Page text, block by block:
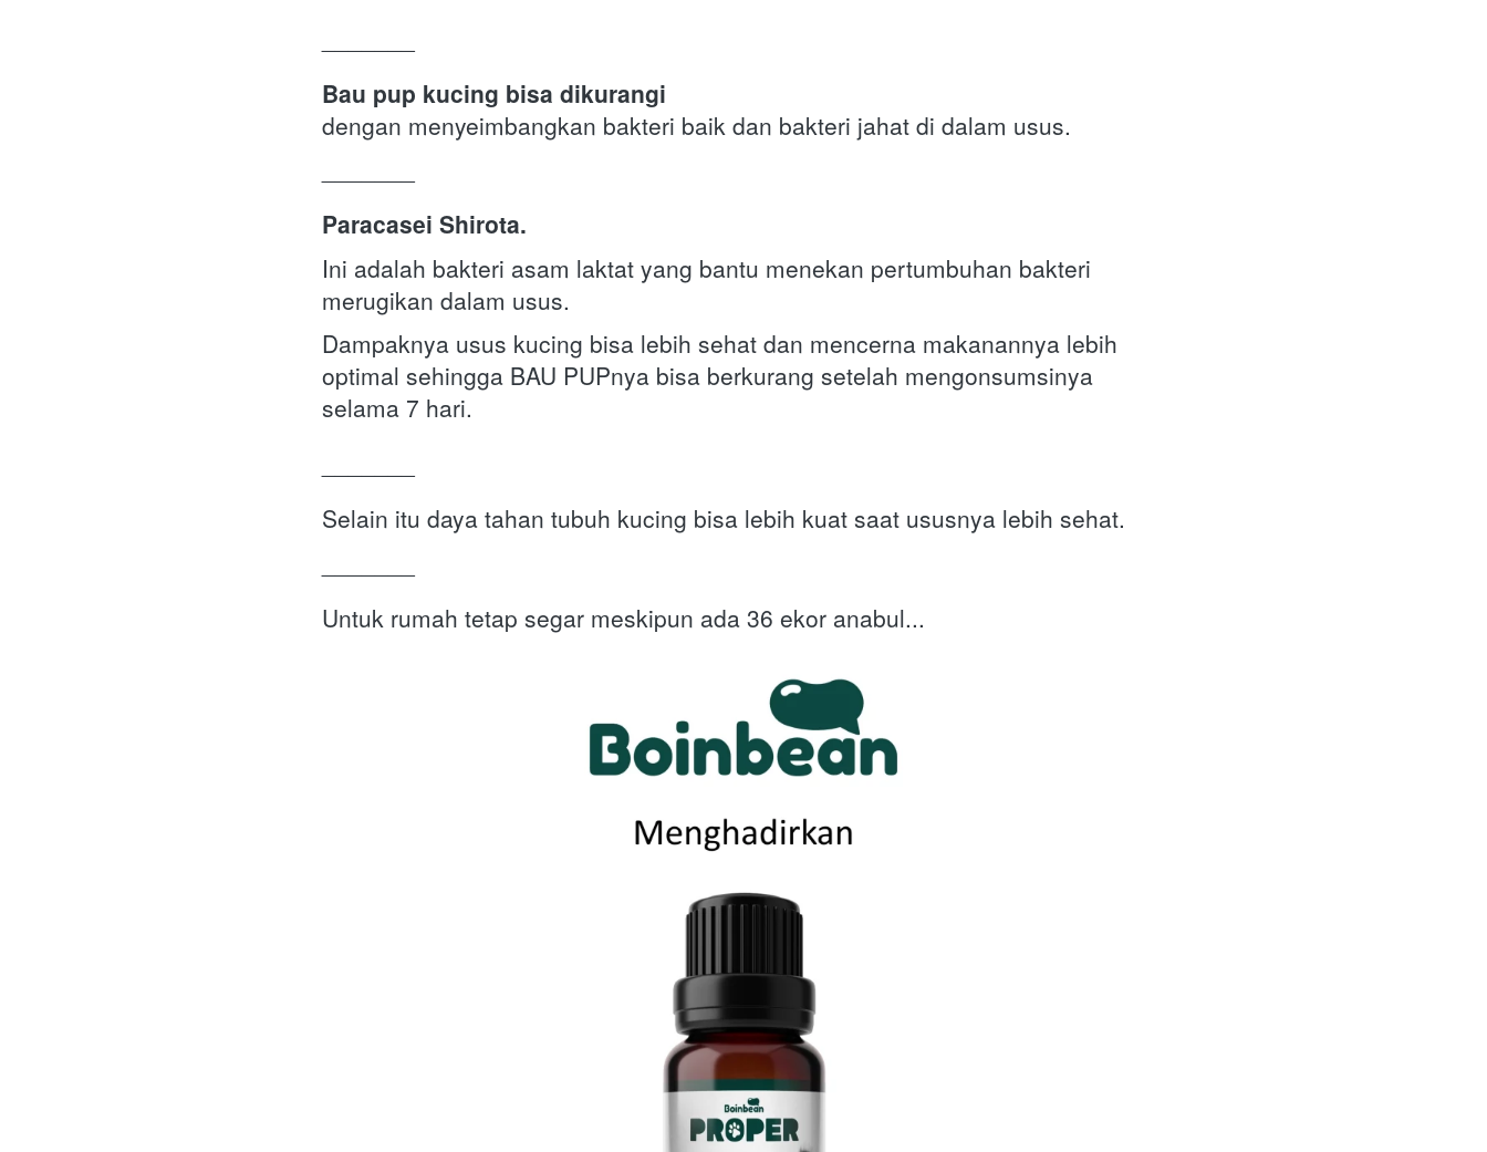
Bau pup kucing bisa dikurangi
dengan menyeimbangkan bakteri baik dan bakteri jahat di dalam usus.
Paracasei Shirota.
Ini adalah bakteri asam laktat yang bantu menekan pertumbuhan bakteri
merugikan dalam usus.
Dampaknya usus kucing bisa lebih sehat dan mencerna makanannya lebih
optimal sehingga BAU PUPnya bisa berkurang setelah mengonsumsinya
selama 7 hari.
Selain itu daya tahan tubuh kucing bisa lebih kuat saat ususnya lebih sehat.
Untuk rumah tetap segar meskipun ada 36 ekor anabul...